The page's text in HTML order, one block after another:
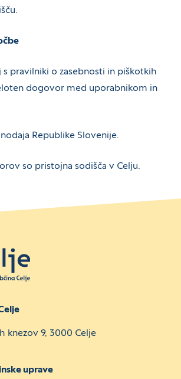
s pravilniki o zasebnosti in piškotkih
dogovor med uporabnikom in
Republike Slovenije.
so pristojna sodišča v Celju.
knezov 9, 3000 Celje
uprave